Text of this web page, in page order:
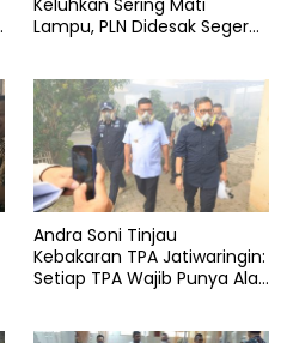
Lampu, PLN Didesak Segera
Andra Soni Tinjau
Kebakaran TPA Jatiwaringin:
Setiap TPA Wajib Punya Alat